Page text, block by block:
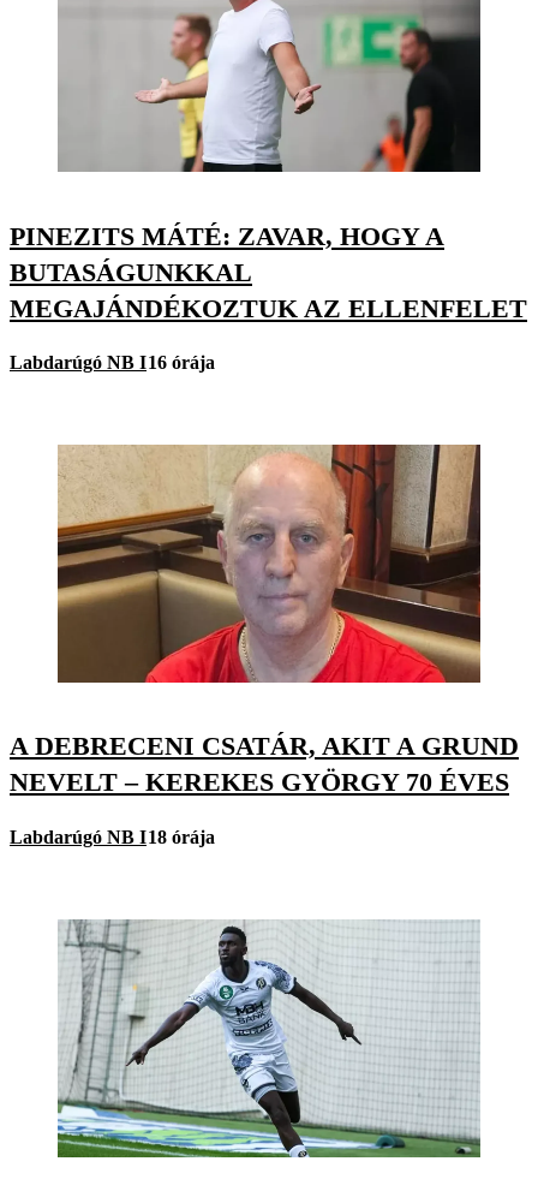
PINEZITS MÁTÉ: ZAVAR, HOGY A
BUTASÁGUNKKAL
MEGAJÁNDÉKOZTUK AZ ELLENFELET
Labdarúgó NB I16 órája
A DEBRECENI CSATÁR, AKIT A GRUND
NEVELT – KEREKES GYÖRGY 70 ÉVES
Labdarúgó NB I18 órája